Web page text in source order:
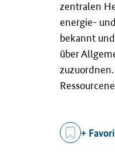
zentralen
energie-
bekannt
über
+